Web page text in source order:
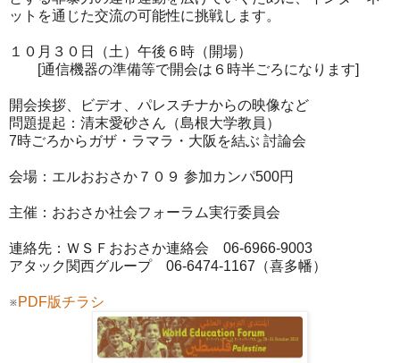
ットを通じた交流の可能性に挑戦します。
１０月３０日（土）午後６時（開場）
[通信機器の準備等で開会は６時半ごろになります]
開会挨拶、ビデオ、パレスチナからの映像など
問題提起：清末愛砂さん（島根大学教員）
7時ごろからガザ・ラマラ・大阪を結ぶ 討論会
会場：エルおおさか７０９ 参加カンパ500円
主催：おおさか社会フォーラム実行委員会
連絡先：ＷＳＦおおさか連絡会 06-6966-9003
アタック関西グループ 06-6474-1167（喜多幡）
※PDF版チラシ